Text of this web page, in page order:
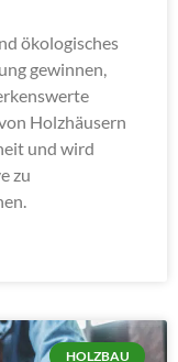
ökologisches
gewinnen,
Holzhäusern
und wird
zu
HOLZBAU